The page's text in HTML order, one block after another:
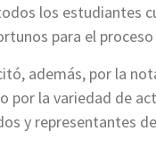
los estudiantes
para el
además, por la
por la variedad de
y representantes